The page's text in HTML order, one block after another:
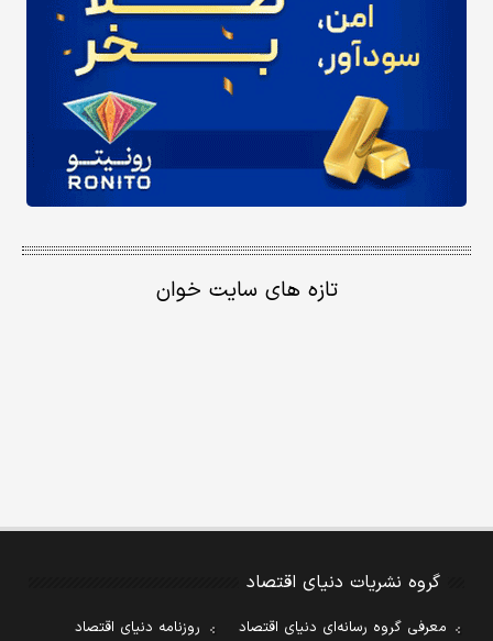
تازه های سایت خوان
گروه نشریات دنیای اقتصاد
معرفی گروه رسانه‌ای دنیای اقتصاد
روزنامه دنیای اقتصاد